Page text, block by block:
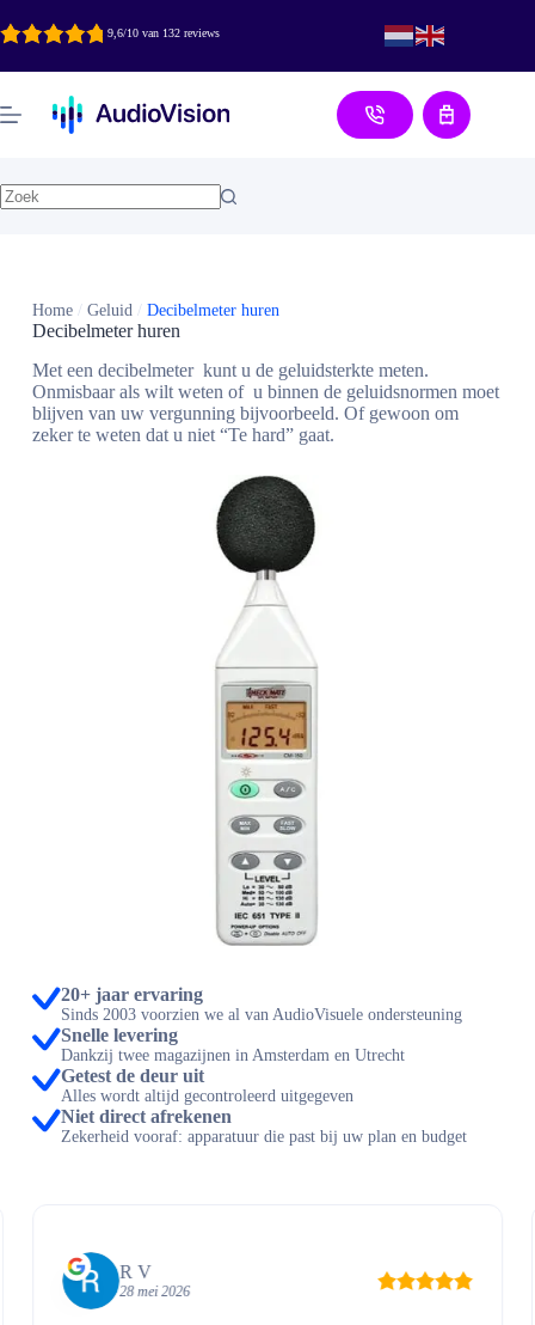
naar
inhoud
9,6/10 van 132 reviews
Aanvraag
Home/ Geluid/ Decibelmeter huren
Decibelmeter huren
Met een decibelmeter kunt u de geluidsterkte meten.
Onmisbaar als wilt weten of u binnen de geluidsnormen moet
blijven van uw vergunning bijvoorbeeld. Of gewoon om
zeker te weten dat u niet “Te hard” gaat.
20+ jaar ervaring
Sinds 2003 voorzien we al van AudioVisuele ondersteuning
Snelle levering
Dankzij twee magazijnen in Amsterdam en Utrecht
Getest de deur uit
Alles wordt altijd gecontroleerd uitgegeven
Niet direct afrekenen
Zekerheid vooraf: apparatuur die past bij uw plan en budget
R V
28 mei 2026